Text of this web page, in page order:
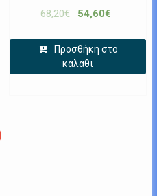
68,20€ 54,60€
Προσθήκη στο
καλάθι